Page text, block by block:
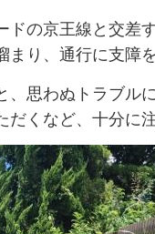
ドの京王線と交差
まり、通行に支障
、思わぬトラブル
だくなど、十分に